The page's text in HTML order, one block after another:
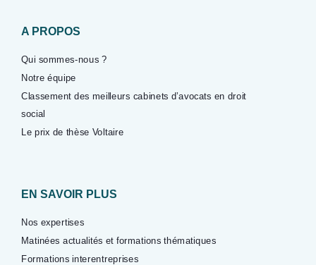
A PROPOS
Qui sommes-nous ?
Notre équipe
Classement des meilleurs cabinets d’avocats en droit
social
Le prix de thèse Voltaire
EN SAVOIR PLUS
Nos expertises
Matinées actualités et formations thématiques
Formations interentreprises